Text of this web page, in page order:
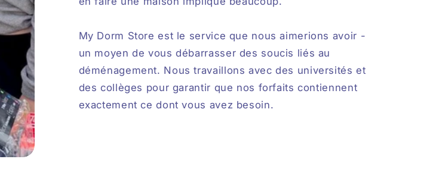
My Dorm Store est le service que nous aimerions avoir -
un moyen de vous débarrasser des soucis liés au
déménagement. Nous travaillons avec des universités et
des collèges pour garantir que nos forfaits contiennent
exactement ce dont vous avez besoin.